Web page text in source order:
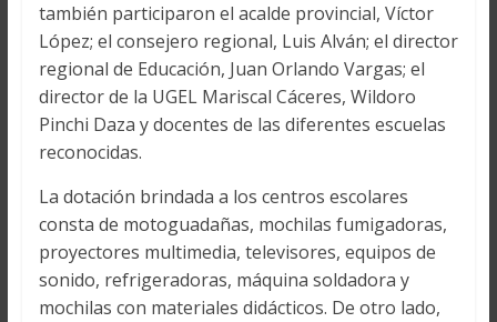
también participaron el acalde provincial, Víctor
López; el consejero regional, Luis Alván; el director
regional de Educación, Juan Orlando Vargas; el
director de la UGEL Mariscal Cáceres, Wildoro
Pinchi Daza y docentes de las diferentes escuelas
reconocidas.
La dotación brindada a los centros escolares
consta de motoguadañas, mochilas fumigadoras,
proyectores multimedia, televisores, equipos de
sonido, refrigeradoras, máquina soldadora y
mochilas con materiales didácticos. De otro lado,